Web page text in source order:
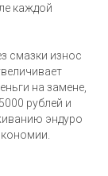
каждой
смазки износ
на замене,
рублей и
эндуро